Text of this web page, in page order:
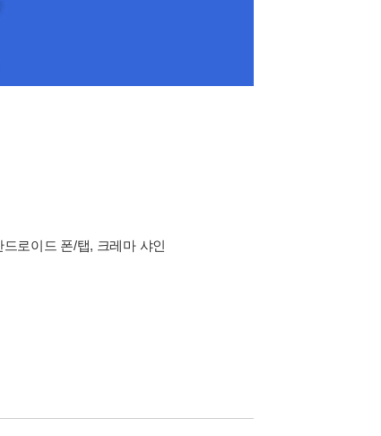
로이드 폰/탭, 크레마 샤인